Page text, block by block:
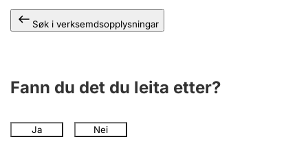
Søk i verksemdsopplysningar
Fann du det du leita etter?
Ja Nei